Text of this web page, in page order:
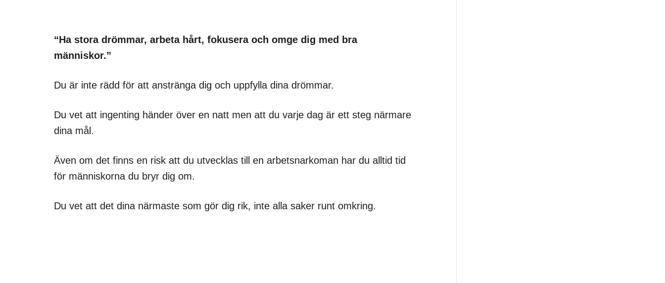
“Ha stora drömmar, arbeta hårt, fokusera och omge dig med bra
människor.”
Du är inte rädd för att anstränga dig och uppfylla dina drömmar.
Du vet att ingenting händer över en natt men att du varje dag är ett steg närmare
dina mål.
Även om det finns en risk att du utvecklas till en arbetsnarkoman har du alltid tid
för människorna du bryr dig om.
Du vet att det dina närmaste som gör dig rik, inte alla saker runt omkring.